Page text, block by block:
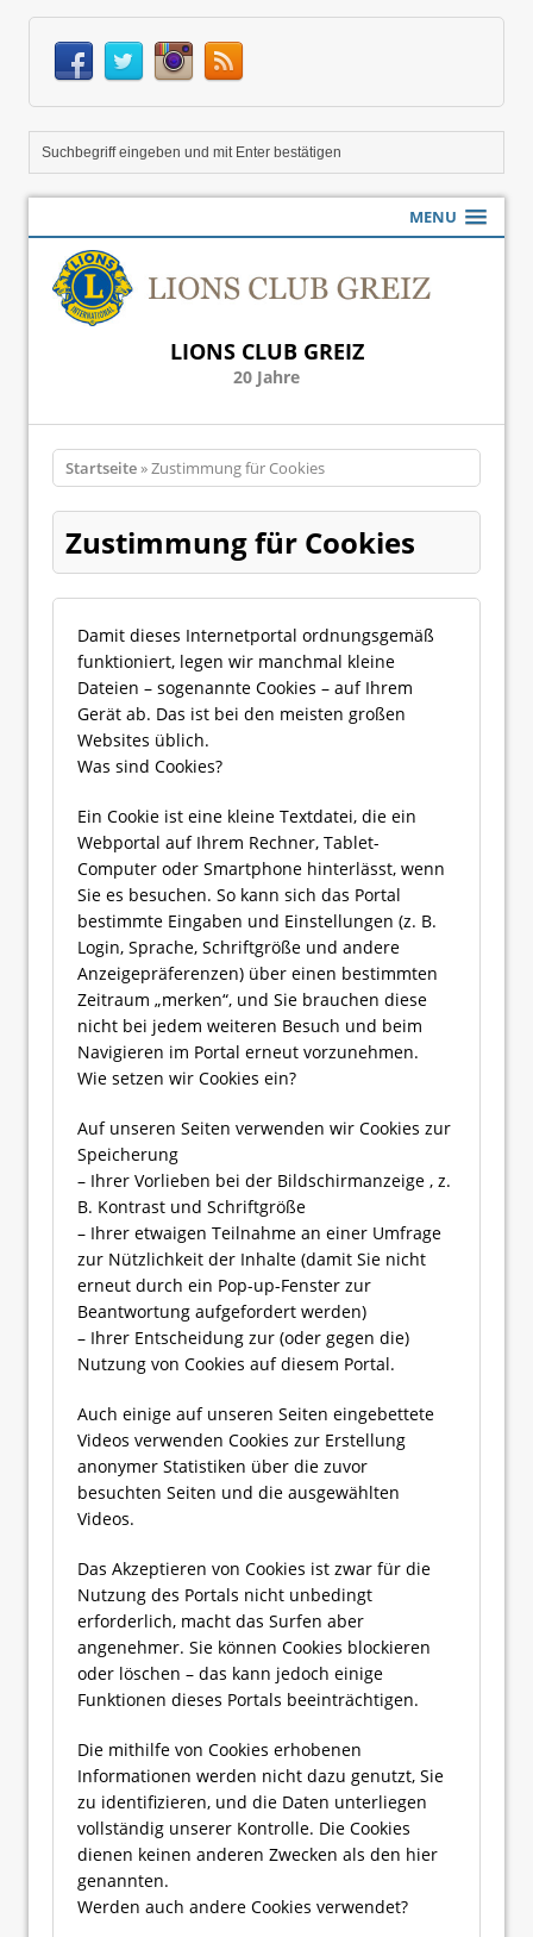
MENU
LIONS CLUB GREIZ
20 Jahre
Startseite» Zustimmung für Cookies
Zustimmung für Cookies
Damit dieses Internetportal ordnungsgemäß
funktioniert, legen wir manchmal kleine
Dateien – sogenannte Cookies – auf Ihrem
Gerät ab. Das ist bei den meisten großen
Websites üblich.
Was sind Cookies?
Ein Cookie ist eine kleine Textdatei, die ein
Webportal auf Ihrem Rechner, Tablet-
Computer oder Smartphone hinterlässt, wenn
Sie es besuchen. So kann sich das Portal
bestimmte Eingaben und Einstellungen (z. B.
Login, Sprache, Schriftgröße und andere
Anzeigepräferenzen) über einen bestimmten
Zeitraum „merken“, und Sie brauchen diese
nicht bei jedem weiteren Besuch und beim
Navigieren im Portal erneut vorzunehmen.
Wie setzen wir Cookies ein?
Auf unseren Seiten verwenden wir Cookies zur
Speicherung
– Ihrer Vorlieben bei der Bildschirmanzeige , z.
B. Kontrast und Schriftgröße
– Ihrer etwaigen Teilnahme an einer Umfrage
zur Nützlichkeit der Inhalte (damit Sie nicht
erneut durch ein Pop-up-Fenster zur
Beantwortung aufgefordert werden)
– Ihrer Entscheidung zur (oder gegen die)
Nutzung von Cookies auf diesem Portal.
Auch einige auf unseren Seiten eingebettete
Videos verwenden Cookies zur Erstellung
anonymer Statistiken über die zuvor
besuchten Seiten und die ausgewählten
Videos.
Das Akzeptieren von Cookies ist zwar für die
Nutzung des Portals nicht unbedingt
erforderlich, macht das Surfen aber
angenehmer. Sie können Cookies blockieren
oder löschen – das kann jedoch einige
Funktionen dieses Portals beeinträchtigen.
Die mithilfe von Cookies erhobenen
Informationen werden nicht dazu genutzt, Sie
zu identifizieren, und die Daten unterliegen
vollständig unserer Kontrolle. Die Cookies
dienen keinen anderen Zwecken als den hier
genannten.
Werden auch andere Cookies verwendet?